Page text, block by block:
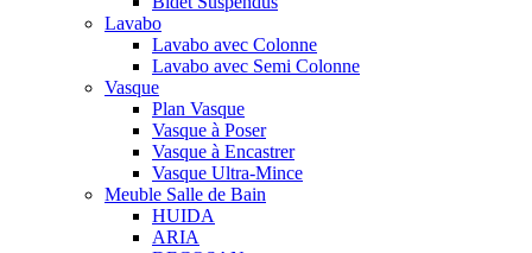
Lavabo
Lavabo avec Colonne
Lavabo avec Semi Colonne
Vasque
Plan Vasque
Vasque à Poser
Vasque à Encastrer
Vasque Ultra-Mince
Meuble Salle de Bain
HUIDA
ARIA